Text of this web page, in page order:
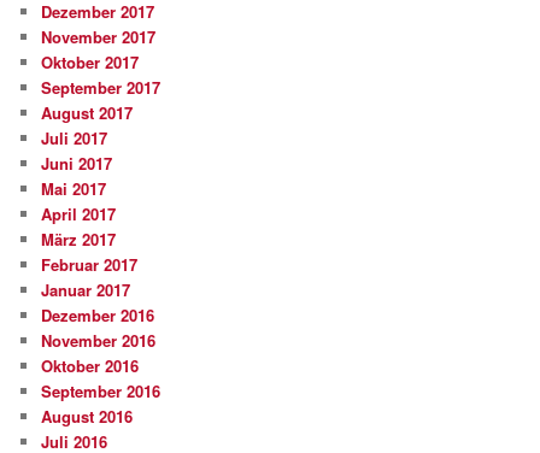
Dezember 2017
November 2017
Oktober 2017
September 2017
August 2017
Juli 2017
Juni 2017
Mai 2017
April 2017
März 2017
Februar 2017
Januar 2017
Dezember 2016
November 2016
Oktober 2016
September 2016
August 2016
Juli 2016